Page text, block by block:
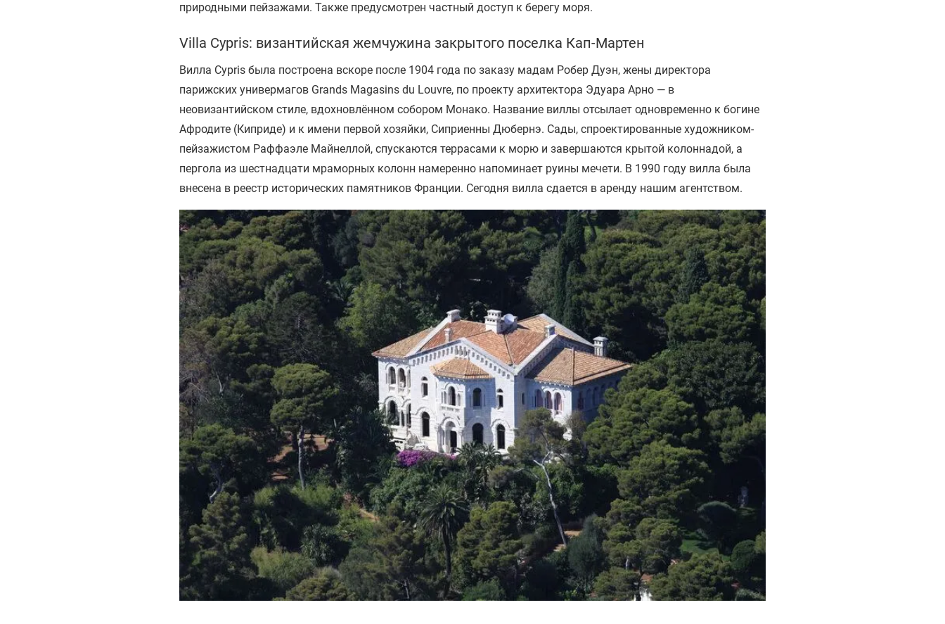
природными пейзажами. Также предусмотрен частный доступ к берегу моря.
Villa Cypris: византийская жемчужина закрытого поселка Кап-Мартен
Вилла Cypris была построена вскоре после 1904 года по заказу мадам Робер Дуэн, жены директора
парижских универмагов Grands Magasins du Louvre, по проекту архитектора Эдуара Арно — в
неовизантийском стиле, вдохновлённом собором Монако. Название виллы отсылает одновременно к богине
Афродите (Киприде) и к имени первой хозяйки, Сиприенны Дюбернэ. Сады, спроектированные художником-
пейзажистом Раффаэле Майнеллой, спускаются террасами к морю и завершаются крытой колоннадой, а
пергола из шестнадцати мраморных колонн намеренно напоминает руины мечети. В 1990 году вилла была
внесена в реестр исторических памятников Франции. Сегодня вилла сдается в аренду нашим агентством.